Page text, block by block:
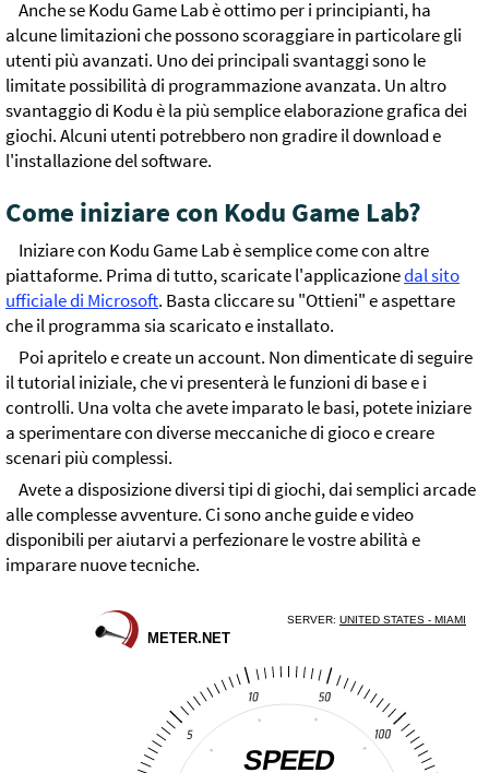
Anche se Kodu Game Lab è ottimo per i principianti, ha
alcune limitazioni che possono scoraggiare in particolare gli
utenti più avanzati. Uno dei principali svantaggi sono le
limitate possibilità di programmazione avanzata. Un altro
svantaggio di Kodu è la più semplice elaborazione grafica dei
giochi. Alcuni utenti potrebbero non gradire il download e
l'installazione del software.
Come iniziare con Kodu Game Lab?
Iniziare con Kodu Game Lab è semplice come con altre
piattaforme. Prima di tutto, scaricate l'applicazionedal sito
ufficiale di Microsoft. Basta cliccare su "Ottieni" e aspettare
che il programma sia scaricato e installato.
Poi apritelo e create un account. Non dimenticate di seguire
il tutorial iniziale, che vi presenterà le funzioni di base e i
controlli. Una volta che avete imparato le basi, potete iniziare
a sperimentare con diverse meccaniche di gioco e creare
scenari più complessi.
Avete a disposizione diversi tipi di giochi, dai semplici arcade
alle complesse avventure. Ci sono anche guide e video
disponibili per aiutarvi a perfezionare le vostre abilità e
imparare nuove tecniche.